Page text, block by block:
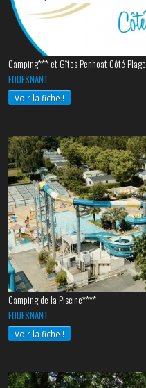
Camping*** et Gîtes Penhoat Côté Plage
FOUESNANT
Voir la fiche !
Camping de la Piscine****
FOUESNANT
Voir la fiche !